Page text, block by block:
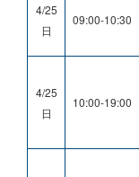
4/25
日
09:00-10:30
4/25
日
10:00-19:00